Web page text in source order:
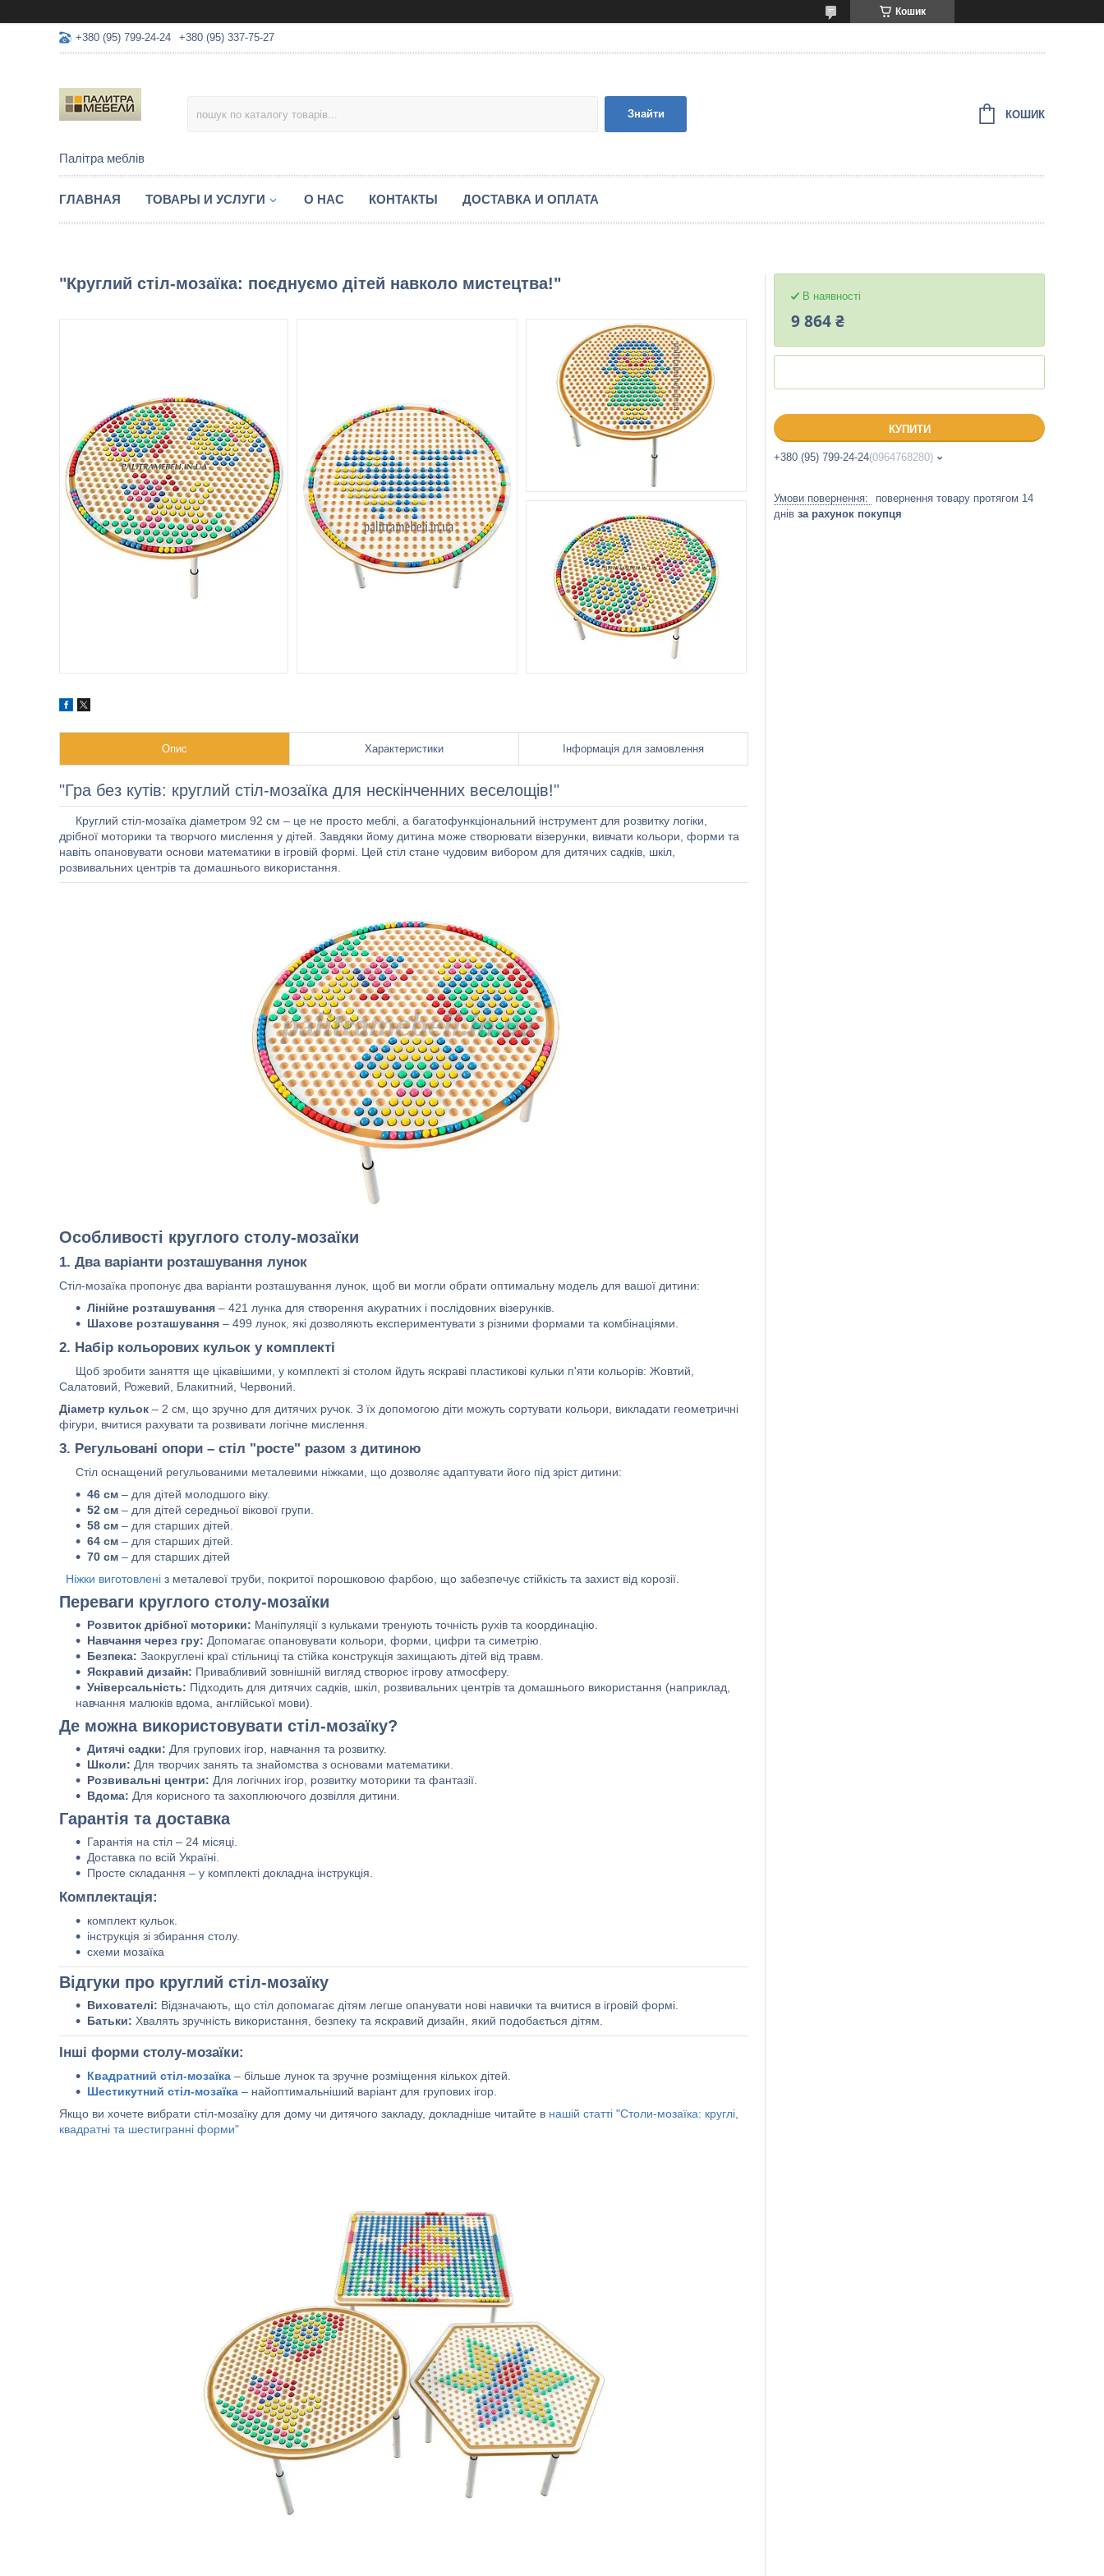
Кошик
+380 (95) 799-24-24 +380 (95) 337-75-27
Палітра меблів
Знайти КОШИК
ГЛАВНАЯ ТОВАРЫ И УСЛУГИ О НАС КОНТАКТЫ ДОСТАВКА И ОПЛАТА
"Круглий стіл-мозаїка: поєднуємо дітей навколо мистецтва!"
Опис Характеристики Інформація для замовлення
"Гра без кутів: круглий стіл-мозаїка для нескінченних веселощів!"
Круглий стіл-мозаїка діаметром 92 см – це не просто меблі, а багатофункціональний інструмент для розвитку логіки,
дрібної моторики та творчого мислення у дітей. Завдяки йому дитина може створювати візерунки, вивчати кольори, форми та
навіть опановувати основи математики в ігровій формі. Цей стіл стане чудовим вибором для дитячих садків, шкіл,
розвивальних центрів та домашнього використання.
Особливості круглого столу-мозаїки
1. Два варіанти розташування лунок
Стіл-мозаїка пропонує два варіанти розташування лунок, щоб ви могли обрати оптимальну модель для вашої дитини:
Лінійне розташування – 421 лунка для створення акуратних і послідовних візерунків.
Шахове розташування – 499 лунок, які дозволяють експериментувати з різними формами та комбінаціями.
2. Набір кольорових кульок у комплекті
Щоб зробити заняття ще цікавішими, у комплекті зі столом йдуть яскраві пластикові кульки п'яти кольорів: Жовтий,
Салатовий, Рожевий, Блакитний, Червоний.
Діаметр кульок – 2 см, що зручно для дитячих ручок. З їх допомогою діти можуть сортувати кольори, викладати геометричні
фігури, вчитися рахувати та розвивати логічне мислення.
3. Регульовані опори – стіл "росте" разом з дитиною
Стіл оснащений регульованими металевими ніжками, що дозволяє адаптувати його під зріст дитини:
46 см – для дітей молодшого віку.
52 см – для дітей середньої вікової групи.
58 см – для старших дітей.
64 см – для старших дітей.
70 см – для старших дітей
Ніжки виготовлені з металевої труби, покритої порошковою фарбою, що забезпечує стійкість та захист від корозії.
Переваги круглого столу-мозаїки
Розвиток дрібної моторики: Маніпуляції з кульками тренують точність рухів та координацію.
Навчання через гру: Допомагає опановувати кольори, форми, цифри та симетрію.
Безпека: Заокруглені краї стільниці та стійка конструкція захищають дітей від травм.
Яскравий дизайн: Привабливий зовнішній вигляд створює ігрову атмосферу.
Універсальність: Підходить для дитячих садків, шкіл, розвивальних центрів та домашнього використання (наприклад,
навчання малюків вдома, англійської мови).
Де можна використовувати стіл-мозаїку?
Дитячі садки: Для групових ігор, навчання та розвитку.
Школи: Для творчих занять та знайомства з основами математики.
Розвивальні центри: Для логічних ігор, розвитку моторики та фантазії.
Вдома: Для корисного та захоплюючого дозвілля дитини.
Гарантія та доставка
Гарантія на стіл – 24 місяці.
Доставка по всій Україні.
Просте складання – у комплекті докладна інструкція.
Комплектація:
комплект кульок.
інструкція зі збирання столу.
схеми мозаїка
Відгуки про круглий стіл-мозаїку
Вихователі: Відзначають, що стіл допомагає дітям легше опанувати нові навички та вчитися в ігровій формі.
Батьки: Хвалять зручність використання, безпеку та яскравий дизайн, який подобається дітям.
Інші форми столу-мозаїки:
Квадратний стіл-мозаїка – більше лунок та зручне розміщення кількох дітей.
Шестикутний стіл-мозаїка – найоптимальніший варіант для групових ігор.
Якщо ви хочете вибрати стіл-мозаїку для дому чи дитячого закладу, докладніше читайте в нашій статті "Столи-мозаїка: круглі,
квадратні та шестигранні форми"
В наявності
9 864 ₴
КУПИТИ
+380 (95) 799-24-24 0964768280
повернення товару протягом 14
днів за рахунок покупця